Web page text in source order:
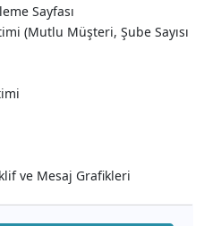
Sayfası
(Mutlu Müşteri, Şube Sayısı
ve Mesaj Grafikleri